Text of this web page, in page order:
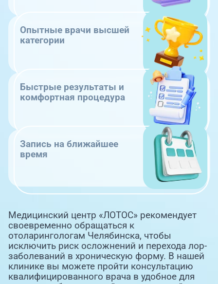
Опытные врачи высшей
категории
Быстрые результаты и
комфортная процедура
Запись на ближайшее
время
Медицинский центр «ЛОТОС» рекомендует
своевременно обращаться к
отоларингологам Челябинска, чтобы
исключить риск осложнений и перехода лор-
заболеваний в хроническую форму. В нашей
клинике вы можете пройти консультацию
квалифицированного врача в удобное для